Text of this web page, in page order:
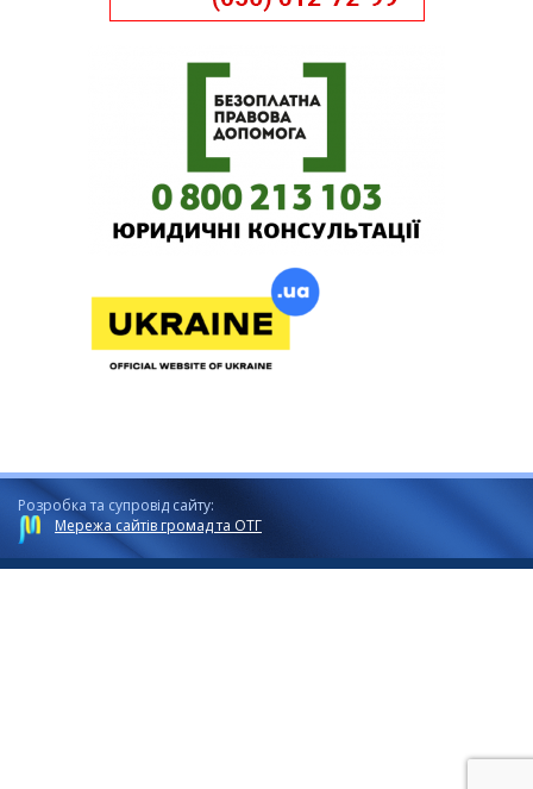
Розробка та супровід сайту:
Мережа сайтів громад та ОТГ